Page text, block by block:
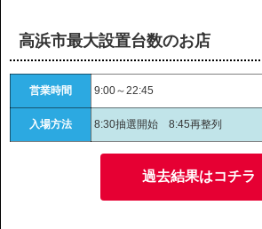
高浜市最大設置台数のお店
営業時間 9:00～22:45
入場方法 8:30抽選開始 8:45再整列
過去結果はコチラ